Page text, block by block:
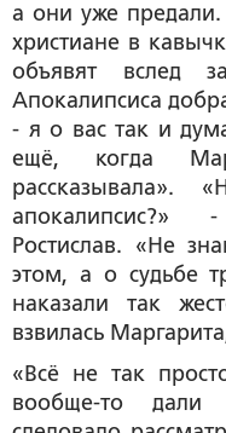
а они уже
христиане в
объявят вслед
Апокалипсиса
- я о вас так и
ещё, когда
рассказывала».
апокалипсис?»
Ростислав. «Не
этом, а о судьбе
наказали так
взвилась
«Всё не так
вообще-то дали